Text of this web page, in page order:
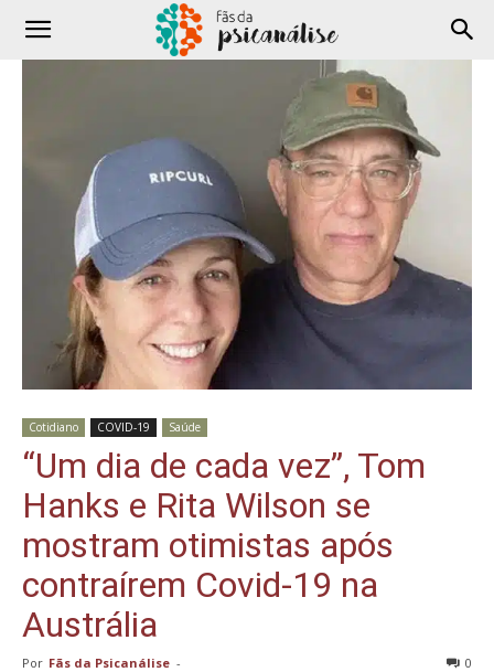
Cotidiano COVID-19 Saúde
“Um dia de cada vez”, Tom
Hanks e Rita Wilson se
mostram otimistas após
contraírem Covid-19 na
Austrália
Por Fãs da Psicanálise - 0